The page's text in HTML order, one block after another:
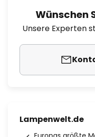
Wünschen
Unsere Experten
Lampenwelt.de